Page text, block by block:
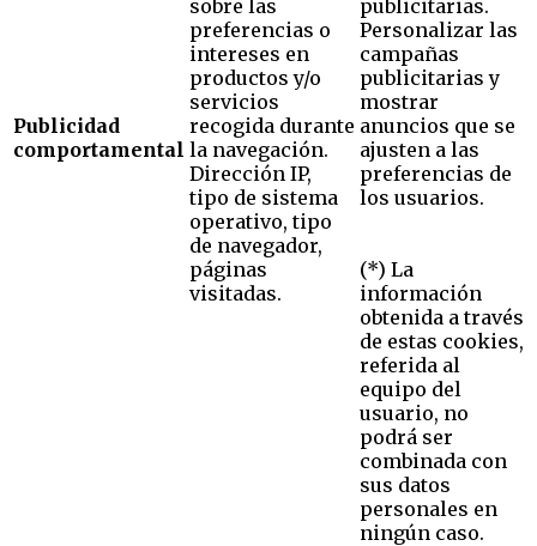
Publicidad
comportamental
sobre las
preferencias o
intereses en
productos y/o
servicios
recogida durante
la navegación.
Dirección IP,
tipo de sistema
operativo, tipo
de navegador,
páginas
visitadas.
publicitarias.
Personalizar las
campañas
publicitarias y
mostrar
anuncios que se
ajusten a las
preferencias de
los usuarios.
(*) La
información
obtenida a través
de estas cookies,
referida al
equipo del
usuario, no
podrá ser
combinada con
sus datos
personales en
ningún caso.